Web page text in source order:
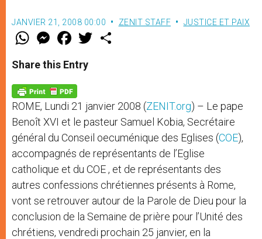
JANVIER 21, 2008 00:00 ZENIT STAFF JUSTICE ET PAIX
W
t
s
p
p
M
e
s
e
g
e
r
F
a
e
b
o
k
w
Share this Entry
ROME, Lundi 21 janvier 2008 (ZENIT.org) – Le pape
Benoît XVI et le pasteur Samuel Kobia, Secrétaire
général du Conseil oecuménique des Eglises (COE),
accompagnés de représentants de l’Eglise
catholique et du COE , et de représentants des
autres confessions chrétiennes présents à Rome,
vont se retrouver autour de la Parole de Dieu pour la
conclusion de la Semaine de prière pour l’Unité des
chrétiens, vendredi prochain 25 janvier, en la